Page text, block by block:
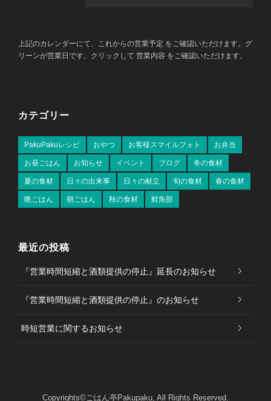
上記のカレンダーにて、これからの営業予定 をご確認いただけます。グ
リーンが営業日です。クリックして 営業内容 をご確認いただけます。
カテゴリー
PakuPakuレシピ おやつ お客様スマイルフォト お弁当
お昼ごはん お知らせ イベント ブログ 冬の食材
夏の食材 日々の出来事 日々の献立 旬の食材 春の食材
晩ごはん 朝ごはん 秋の食材 鮮魚部
最近の投稿
『営業時間短縮と酒類提供の停止』延長のお知らせ
『営業時間短縮と酒類提供の停止』のお知らせ
時短営業に関するお知らせ
Copyrights©ごはん亭Pakupaku, All Rights Reserved.